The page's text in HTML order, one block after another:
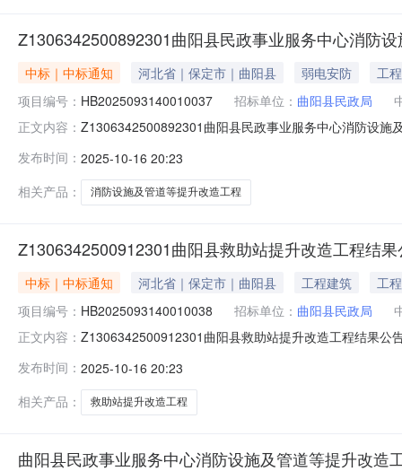
Z1306342500892301曲阳县民政事业服务中心消防
中标｜中标通知 河北省｜保定市｜曲阳县 弱电安防
工程
项目编号： HB2025093140010037 招标单位： 曲阳县民政局
正文内容： Z1306342500892301曲阳县民政事业服务中心消防设施
06-10号中标金额：3464000下浮率：费率：单价：优惠
发布时间： 2025-10-16 20:23
相关产品：
消防设施及管道等提升改造工程
Z1306342500912301曲阳县救助站提升改造工程结
中标｜中标通知 河北省｜保定市｜曲阳县 工程建筑
工程
项目编号： HB2025093140010038 招标单位： 曲阳县民政局
正文内容： Z1306342500912301曲阳县救助站提升改造工程结果公
围价：优惠产品简要描述：四、主要标的信息名称：曲
发布时间： 2025-10-16 20:23
相关产品：
救助站提升改造工程
曲阳县民政事业服务中心消防设施及管道等提升改造